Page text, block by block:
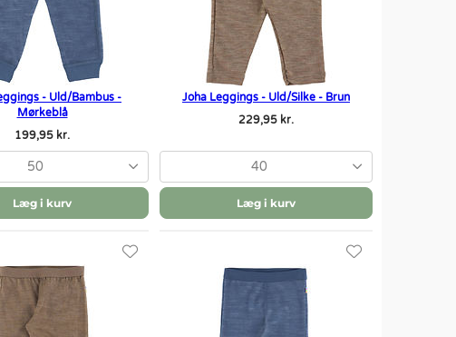
- Uld/Bambus -
Mørkeblå
199,95 kr.
50
Læg i kurv
Joha Leggings - Uld/Silke - Brun
229,95 kr.
40
Læg i kurv